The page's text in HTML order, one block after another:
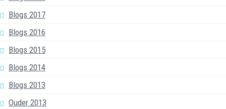
Blogs 2017
Blogs 2016
Blogs 2015
Blogs 2014
Blogs 2013
Ouder 2013